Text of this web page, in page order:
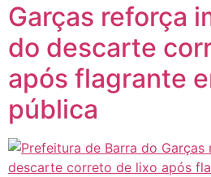
Garças reforça
do descarte
após flagrante
pública